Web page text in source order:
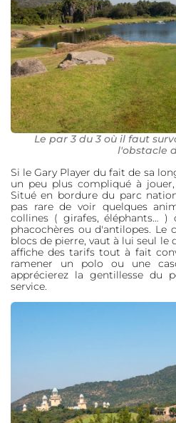
Le par 3 du 3 où il faut
l'obstacle
Si le Gary Player du fait de sa
un peu plus compliqué à
Situé en bordure du parc
pas rare de voir quelques
collines ( girafes, éléphants…
phacochères ou d'antilopes. Le
blocs de pierre, vaut à lui seul
affiche des tarifs tout à fait
ramener un polo ou une
apprécierez la gentillesse du
service.